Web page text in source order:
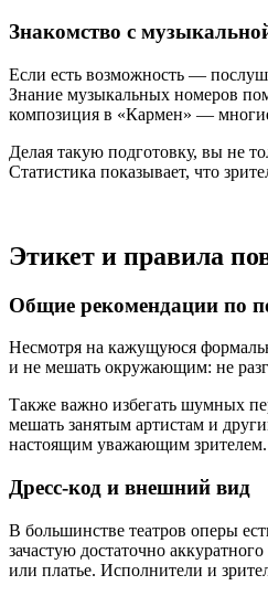
Знакомство с
Если есть возможность —
Знание музыкальных номеров
композиция в «Кармен» — многие
Делая такую подготовку, вы не
Статистика показывает, что
Этикет и правила
Общие рекомендации по
Несмотря на кажущуюся
и не мешать окружающим: не
Также важно избегать шумных
мешать занятым артистам и
настоящим уважающим зрителем.
Дресс-код и внешний вид
В большинстве театров оперы
зачастую достаточно
или платье. Исполнители и